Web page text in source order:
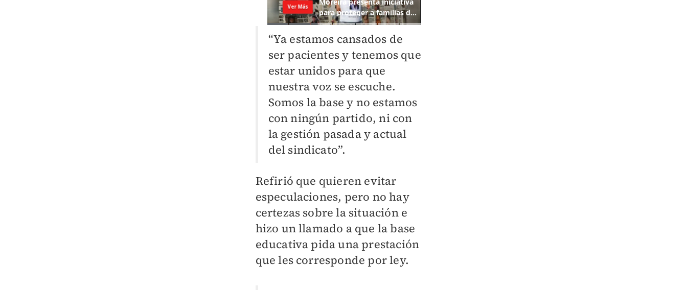
“Ya estamos cansados de
ser pacientes y tenemos que
estar unidos para que
nuestra voz se escuche.
Somos la base y no estamos
con ningún partido, ni con
la gestión pasada y actual
del sindicato”.
Refirió que quieren evitar
especulaciones, pero no hay
certezas sobre la situación e
hizo un llamado a que la base
educativa pida una prestación
que les corresponde por ley.